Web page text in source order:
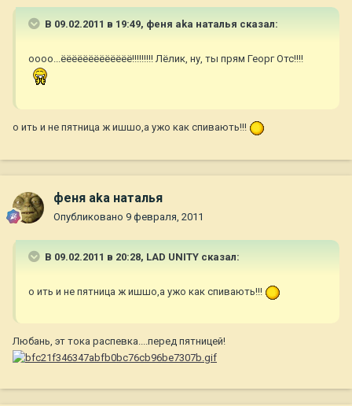
В 09.02.2011 в 19:49, феня aka наталья сказал:
оооо...ёёёёёёёёёёёёё!!!!!!!!! Лёлик, ну, ты прям Георг Отс!!!!
о ить и не пятница ж ишшо,а ужо как спивають!!!
феня aka наталья
Опубликовано 9 февраля, 2011
В 09.02.2011 в 20:28, LAD UNITY сказал:
о ить и не пятница ж ишшо,а ужо как спивають!!!
Любань, эт тока распевка....перед пятницей!